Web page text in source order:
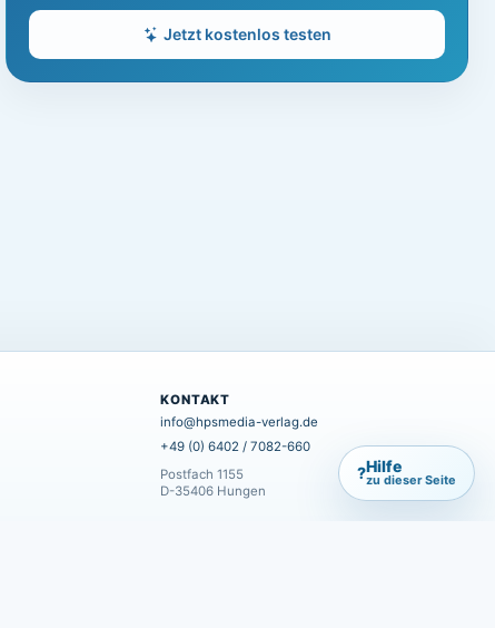
Jetzt kostenlos testen
KONTAKT
info@hpsmedia-verlag.de
+49 (0) 6402 / 7082-660
Postfach 1155
D-35406 Hungen
?Hilfe
zu dieser Seite